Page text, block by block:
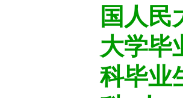
国人民
大学毕
科毕业